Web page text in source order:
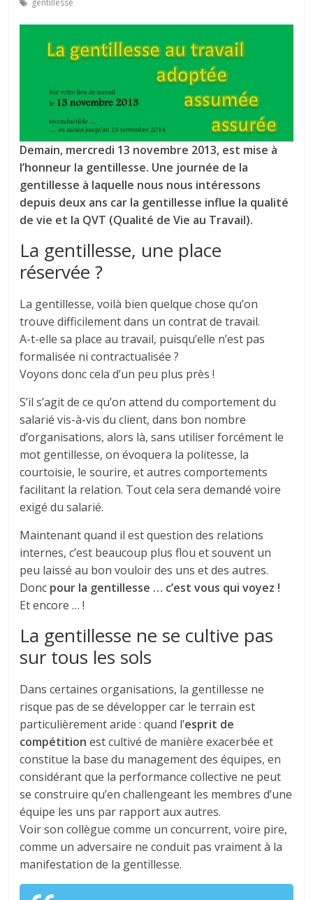
gentillesse
Demain, mercredi 13 novembre 2013, est mise à
l’honneur la gentillesse. Une journée de la
gentillesse à laquelle nous nous intéressons
depuis deux ans car la gentillesse influe la qualité
de vie et la QVT (Qualité de Vie au Travail).
La gentillesse, une place
réservée ?
La gentillesse, voilà bien quelque chose qu’on
trouve difficilement dans un contrat de travail.
A-t-elle sa place au travail, puisqu’elle n’est pas
formalisée ni contractualisée ?
Voyons donc cela d’un peu plus près !
S’il s’agit de ce qu’on attend du comportement du
salarié vis-à-vis du client, dans bon nombre
d’organisations, alors là, sans utiliser forcément le
mot gentillesse, on évoquera la politesse, la
courtoisie, le sourire, et autres comportements
facilitant la relation. Tout cela sera demandé voire
exigé du salarié.
Maintenant quand il est question des relations
internes, c’est beaucoup plus flou et souvent un
peu laissé au bon vouloir des uns et des autres.
Donc pour la gentillesse … c’est vous qui voyez !
Et encore … !
La gentillesse ne se cultive pas
sur tous les sols
Dans certaines organisations, la gentillesse ne
risque pas de se développer car le terrain est
particulièrement aride : quand l’esprit de
compétition est cultivé de manière exacerbée et
constitue la base du management des équipes, en
considérant que la performance collective ne peut
se construire qu’en challengeant les membres d’une
équipe les uns par rapport aux autres.
Voir son collègue comme un concurrent, voire pire,
comme un adversaire ne conduit pas vraiment à la
manifestation de la gentillesse.